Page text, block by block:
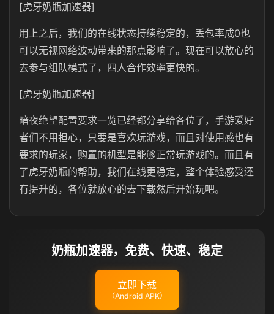
[虎牙奶瓶加速器]
用上之后，我们的在线状态持续稳定的，丢包率成0也
可以无视网络波动带来的那点影响了。现在可以放心的
去参与组队模式了，四人合作效率更快的。
[虎牙奶瓶加速器]
暗夜绝望配置要求一览已经都分享给各位了，手游爱好
者们不用担心，只要是喜欢玩游戏，而且对使用感也有
要求的玩家，购置的机型是能够正常玩游戏的。而且有
了虎牙奶瓶的帮助，我们在线更稳定，整个体验感受还
有提升的，各位就放心的去下载然后开始玩吧。
奶瓶加速器，免费、快速、稳定
立即下载
（Android APK）